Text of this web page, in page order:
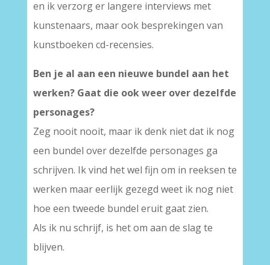
en ik verzorg er langere interviews met
kunstenaars, maar ook besprekingen van
kunstboeken cd-recensies.
Ben je al aan een nieuwe bundel aan het
werken? Gaat die ook weer over dezelfde
personages?
Zeg nooit nooit, maar ik denk niet dat ik nog
een bundel over dezelfde personages ga
schrijven. Ik vind het wel fijn om in reeksen te
werken maar eerlijk gezegd weet ik nog niet
hoe een tweede bundel eruit gaat zien.
Als ik nu schrijf, is het om aan de slag te
blijven.